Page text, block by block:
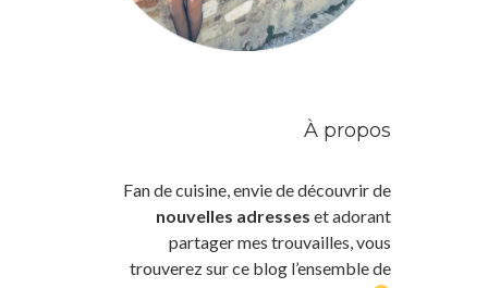
À propos
Fan de cuisine, envie de découvrir de
nouvelles adresses et adorant
partager mes trouvailles, vous
trouverez sur ce blog l’ensemble de